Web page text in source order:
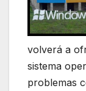
volverá a
sistema
problemas